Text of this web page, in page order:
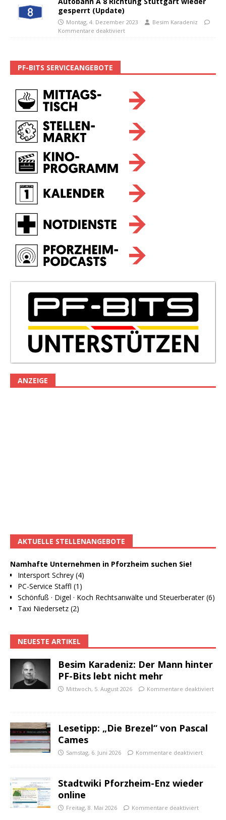
gesperrt (Update)
Montag, 4. Dezember 2023
Besim Karadeniz
Kommentare deaktiviert
PF-BITS SERVICEANGEBOTE
ANZEIGE
AKTUELLE STELLENANGEBOTE
Namhafte Unternehmen in Pforzheim suchen Sie!
Intersport Schrey (4)
PC-Service Staffl (1)
Schönfuß · Digel · Koch Rechtsanwälte und Steuerberater (6)
Taxi Niedersetz (2)
NEUESTE ARTIKEL
Besim Karadeniz: Der Mann hinter
PF-Bits lebt nicht mehr
Mittwoch, 5. August 2026 Kommentare deaktiviert
Lesetipp: „Die Brezel“ von Pascal
Cames
Samstag, 6. Juni 2026 Kommentare deaktiviert
Stadtwiki Pforzheim-Enz wieder
online
Freitag, 8. Mai 2026 Kommentare deaktiviert